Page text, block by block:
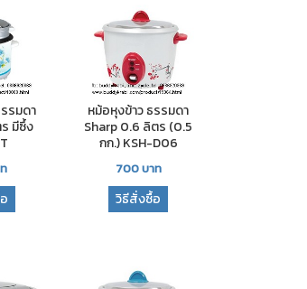
รมดา
มีซึ้ง
หม้อหุงข้าว ธรรมดา
Sharp 0.6 ลิตร (0.5
กก.) KSH-D06
700บาท
วิธีสั่งซื้อ